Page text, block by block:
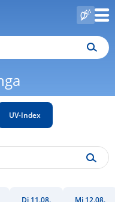
UV-Index
Di 11.08. Mi 12.08.